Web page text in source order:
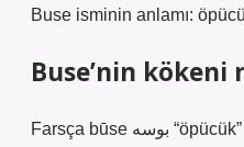
Buse isminin anlamı:
Buse’nin kökeni
Farsça būse بوسه “öpücük” kelimesinden türetilmiş bir